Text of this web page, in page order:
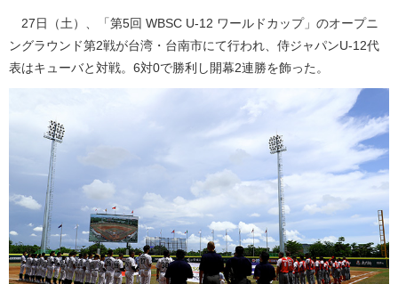
27日（土）、「第5回 WBSC U-12 ワールドカップ」のオープニ
ングラウンド第2戦が台湾・台南市にて行われ、侍ジャパンU-12代
表はキューバと対戦。6対0で勝利し開幕2連勝を飾った。